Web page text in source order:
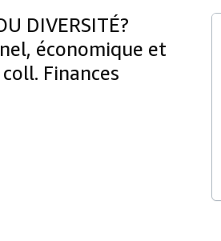
DIVERSITÉ?
économique et
Finances